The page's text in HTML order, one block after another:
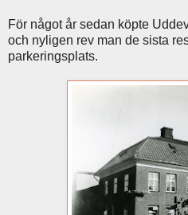
För något år sedan köpte
och nyligen rev man de sista
parkeringsplats.